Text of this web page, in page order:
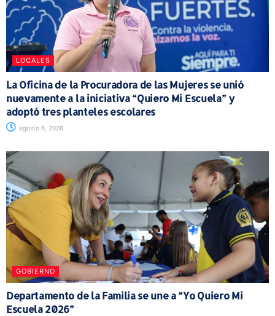
LOCALES
La Oficina de la Procuradora de las Mujeres se unió
nuevamente a la iniciativa “Quiero Mi Escuela” y
adoptó tres planteles escolares
agosto 6, 2026
GOBIERNO
Departamento de la Familia se une a “Yo Quiero Mi
Escuela 2026”